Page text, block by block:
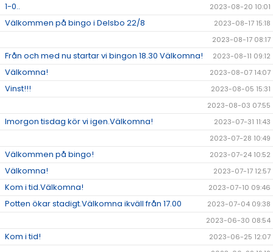
1-0.. 2023-08-20 10:01
Välkommen på bingo i Delsbo 22/8
2023-08-17 15:18
2023-08-17 08:17
Från och med nu startar vi bingon 18.30 Välkomna! 2023-08-11 09:12
Välkomna! 2023-08-07 14:07
Vinst!!!
2023-08-05 15:31
2023-08-03 07:55
Imorgon tisdag kör vi igen.Välkomna!
2023-07-31 11:43
2023-07-28 10:49
Välkommen på bingo! 2023-07-24 10:52
Välkomna! 2023-07-17 12:57
Kom i tid.Välkomna! 2023-07-10 09:46
Potten ökar stadigt.Välkomna ikväll från 17.00
2023-07-04 09:38
2023-06-30 08:54
Kom i tid!
2023-06-25 12:07